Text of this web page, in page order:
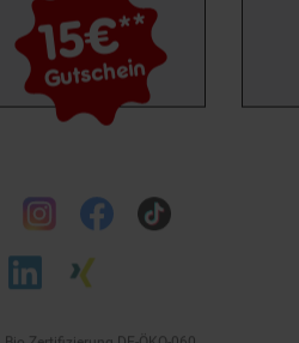
15€**
Gutschein